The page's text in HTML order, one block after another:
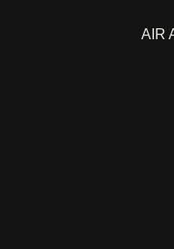
AIR